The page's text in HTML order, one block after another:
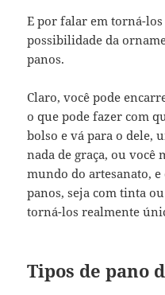
E por falar em torná-
possibilidade da
panos.
Claro, você pode
o que pode fazer com
bolso e vá para o dele,
nada de graça, ou você
mundo do artesanato,
panos, seja com tinta
torná-los realmente
Tipos de pano